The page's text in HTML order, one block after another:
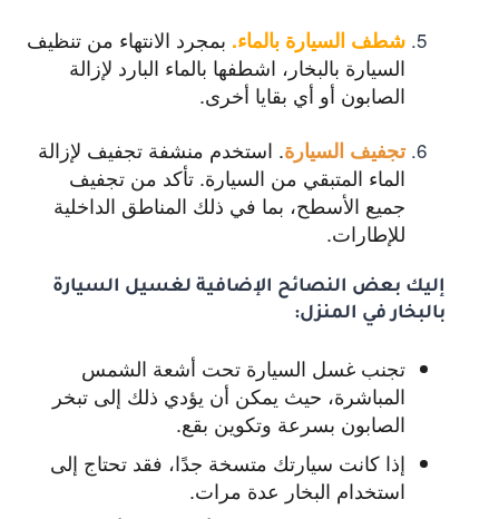
شطف السيارة بالماء. بمجرد الانتهاء من تنظيف
السيارة بالبخار، اشطفها بالماء البارد لإزالة
الصابون أو أي بقايا أخرى.
تجفيف السيارة. استخدم منشفة تجفيف لإزالة
الماء المتبقي من السيارة. تأكد من تجفيف
جميع الأسطح، بما في ذلك المناطق الداخلية
للإطارات.
إليك بعض النصائح الإضافية لغسيل السيارة
بالبخار في المنزل:
تجنب غسل السيارة تحت أشعة الشمس
المباشرة، حيث يمكن أن يؤدي ذلك إلى تبخر
الصابون بسرعة وتكوين بقع.
إذا كانت سيارتك متسخة جدًا، فقد تحتاج إلى
استخدام البخار عدة مرات.